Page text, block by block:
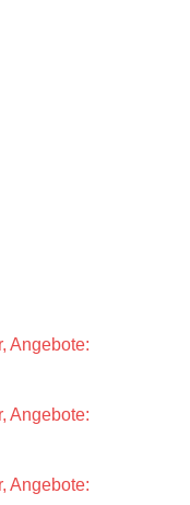
Angebote:
Angebote:
Angebote: